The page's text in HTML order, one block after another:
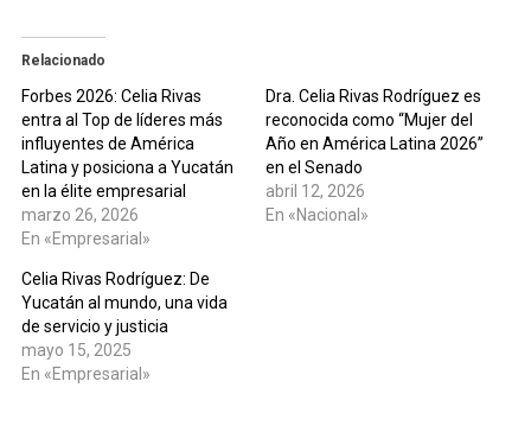
Relacionado
Forbes 2026: Celia Rivas
entra al Top de líderes más
influyentes de América
Latina y posiciona a Yucatán
en la élite empresarial
marzo 26, 2026
En «Empresarial»
Dra. Celia Rivas Rodríguez es
reconocida como “Mujer del
Año en América Latina 2026”
en el Senado
abril 12, 2026
En «Nacional»
Celia Rivas Rodríguez: De
Yucatán al mundo, una vida
de servicio y justicia
mayo 15, 2025
En «Empresarial»